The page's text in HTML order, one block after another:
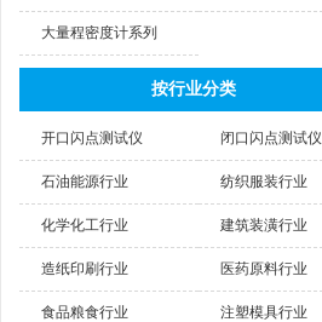
大量程密度计系列
按行业分类
开口闪点测试仪 闭口闪点测试仪
石油能源行业 纺织服装行业
化学化工行业 建筑装潢行业
造纸印刷行业 医药原料行业
食品粮食行业 注塑模具行业